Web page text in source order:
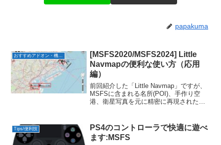
papakuma
[MSFS2020/MSFS2024] Little
Navmapの便利な使い方（応用
編）
前回紹介した「Little Navmap」ですが、
MSFSに含まれる名所(POI)、手作り空
港、衛星写真を元に精密に再現された都
で確認できるアドオンの紹介、そして
LittleNavmapの地図表示をGoogleマップ
へ変更する方法を解説します。
Tips/便利技
PS4のコントローラで快適に遊べ
ます:MSFS